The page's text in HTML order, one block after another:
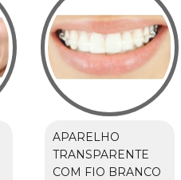
APARELHO
TRANSPARENTE
COM FIO BRANCO